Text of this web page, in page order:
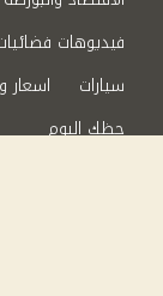
فيديوهات
سيارات
حظك اليوم